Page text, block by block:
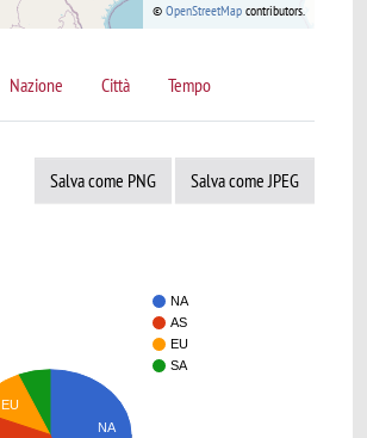
© OpenStreetMap contributors.
Nazione Città Tempo
Salva come PNG Salva come JPEG
NA
AS
EU
SA
NA
EU